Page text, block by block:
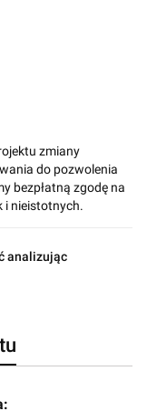
zmiany
do pozwolenia
bezpłatną zgodę na
i nieistotnych.
analizując